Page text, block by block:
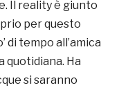
Il reality è giunto
per questo
di tempo all’amica
Ha
si saranno